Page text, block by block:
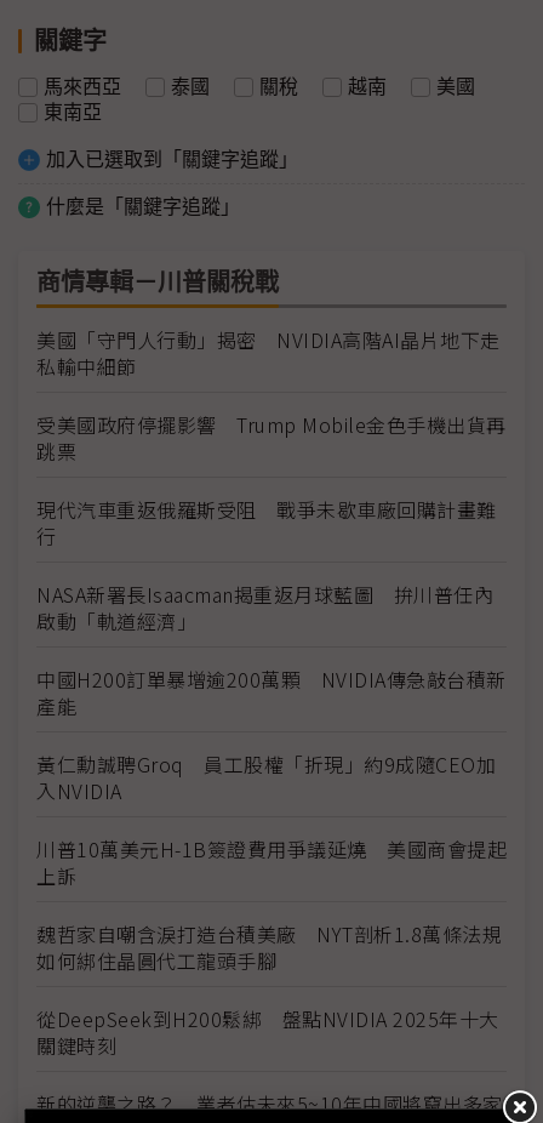
關鍵字
馬來西亞 泰國 關稅 越南
美國
東南亞
加入已選取到「關鍵字追蹤」
什麼是「關鍵字追蹤」
商情專輯－川普關稅戰
美國「守門人行動」揭密 NVIDIA高階AI晶片地下走
私輸中細節
受美國政府停擺影響 Trump Mobile金色手機出貨再
跳票
現代汽車重返俄羅斯受阻 戰爭未歇車廠回購計畫難
行
NASA新署長Isaacman揭重返月球藍圖 拚川普任內
啟動「軌道經濟」
中國H200訂單暴增逾200萬顆 NVIDIA傳急敲台積新
產能
黃仁勳誠聘Groq 員工股權「折現」約9成隨CEO加
入NVIDIA
川普10萬美元H-1B簽證費用爭議延燒 美國商會提起
上訴
魏哲家自嘲含淚打造台積美廠 NYT剖析1.8萬條法規
如何綁住晶圓代工龍頭手腳
從DeepSeek到H200鬆綁 盤點NVIDIA 2025年十大
關鍵時刻
新的逆襲之路？ 業者估未來5~10年中國將竄出多家